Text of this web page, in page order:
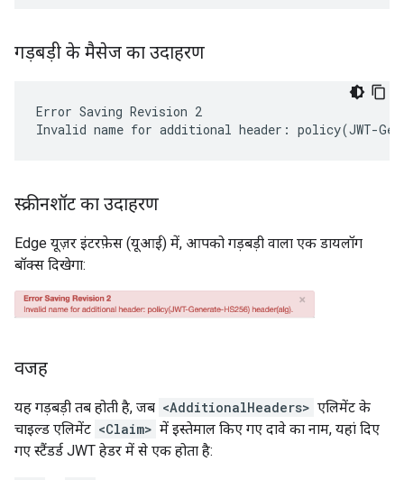
गड़बड़ी के मैसेज का उदाहरण
Error Saving Revision 2
स्क्रीनशॉट का उदाहरण
Edge यूज़र इंटरफ़ेस (यूआई) में, आपको गड़बड़ी वाला एक डायलॉग
बॉक्स दिखेगा:
वजह
यह गड़बड़ी तब होती है, जब <AdditionalHeaders> एलिमेंट के
चाइल्ड एलिमेंट <Claim> में इस्तेमाल किए गए दावे का नाम, यहां दिए
गए स्टैंडर्ड JWT हेडर में से एक होता है: